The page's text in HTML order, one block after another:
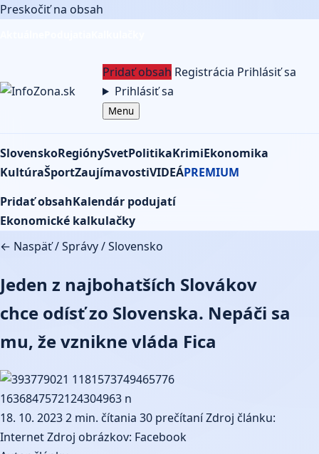
Preskočiť na obsah
Pridať obsah Registrácia Prihlásiť sa
Prihlásiť sa
Menu
SlovenskoRegiónySvetPolitikaKrimiEkonomika
KultúraŠportZaujímavostiVIDEÁPREMIUM
Pridať obsahKalendár podujatí
Ekonomické kalkulačky
← Naspäť/Správy/Slovensko
Jeden z najbohatších Slovákov
chce odísť zo Slovenska. Nepáči sa
mu, že vznikne vláda Fica
18. 10. 20232 min. čítania 30 prečítaníZdroj článku:
InternetZdroj obrázkov: Facebook